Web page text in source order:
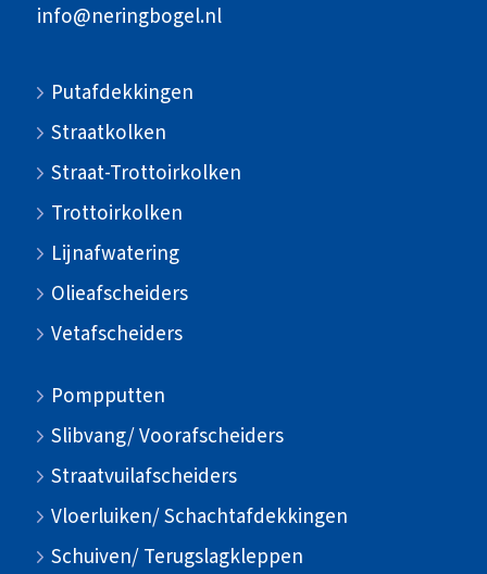
info@neringbogel.nl
Putafdekkingen
Straatkolken
Straat-Trottoirkolken
Trottoirkolken
Lijnafwatering
Olieafscheiders
Vetafscheiders
Pompputten
Slibvang/ Voorafscheiders
Straatvuilafscheiders
Vloerluiken/ Schachtafdekkingen
Schuiven/ Terugslagkleppen